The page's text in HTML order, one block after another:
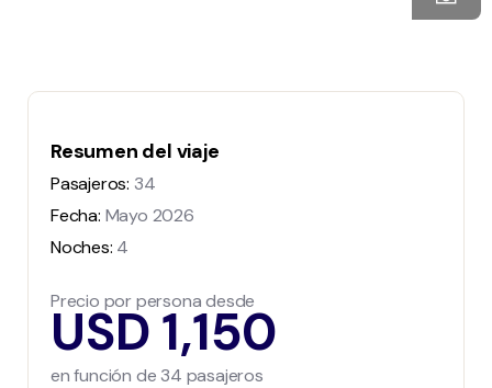
Resumen del viaje
Pasajeros: 34
Fecha: Mayo 2026
Noches: 4
Precio por persona desde
USD 1,150
en función de 34 pasajeros